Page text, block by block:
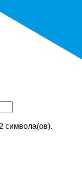
символа(ов).